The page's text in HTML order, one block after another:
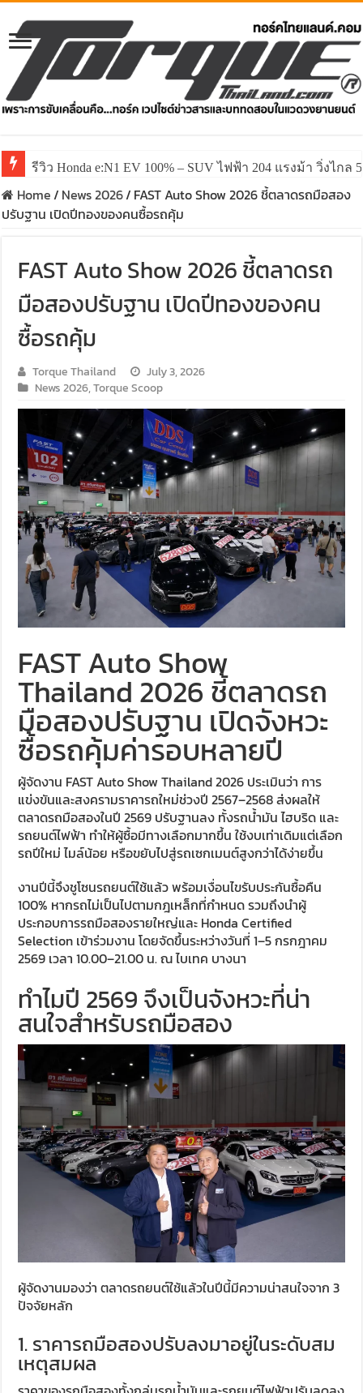
รีวิว Honda e:N1 EV 100% – SUV ไฟฟ้า 204 แรงม้า วิ่งไกล
รีวิว ลองขับ All New GWM HAVAL H6 ปรับโฉมหน้าใหม่
Home/ News 2026/ FAST Auto Show 2026 ชี้ตลาดรถมือสอง
ปรับฐาน เปิดปีทองของคนซื้อรถคุ้ม
FAST Auto Show 2026 ชี้ตลาดรถ
มือสองปรับฐาน เปิดปีทองของคน
ซื้อรถคุ้ม
Torque Thailand
July 3, 2026
News 2026,Torque Scoop
FAST Auto Show
Thailand 2026 ชี้ตลาดรถ
มือสองปรับฐาน เปิดจังหวะ
ซื้อรถคุ้มค่ารอบหลายปี
ผู้จัดงาน FAST Auto Show Thailand 2026 ประเมินว่า การ
แข่งขันและสงครามราคารถใหม่ช่วงปี 2567–2568 ส่งผลให้
ตลาดรถมือสองในปี 2569 ปรับฐานลง ทั้งรถน้ำมัน ไฮบริด และ
รถยนต์ไฟฟ้า ทำให้ผู้ซื้อมีทางเลือกมากขึ้น ใช้งบเท่าเดิมแต่เลือก
รถปีใหม่ ไมล์น้อย หรือขยับไปสู่รถเซกเมนต์สูงกว่าได้ง่ายขึ้น
งานปีนี้จึงชูโซนรถยนต์ใช้แล้ว พร้อมเงื่อนไขรับประกันซื้อคืน
100% หากรถไม่เป็นไปตามกฎเหล็กที่กำหนด รวมถึงนำผู้
ประกอบการรถมือสองรายใหญ่และ Honda Certified
Selection เข้าร่วมงาน โดยจัดขึ้นระหว่างวันที่ 1–5 กรกฎาคม
2569 เวลา 10.00–21.00 น. ณ ไบเทค บางนา
ทำไมปี 2569 จึงเป็นจังหวะที่น่า
สนใจสำหรับรถมือสอง
ผู้จัดงานมองว่า ตลาดรถยนต์ใช้แล้วในปีนี้มีความน่าสนใจจาก 3
ปัจจัยหลัก
1. ราคารถมือสองปรับลงมาอยู่ในระดับสม
เหตุสมผล